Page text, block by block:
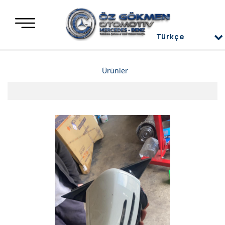
Ürünler
Mercedes Motor Aksamları ve Komple Motorlar
Mercedes Difransiyel
Mercedes Üst Kapaklar
Mercedes Direksiyon Power
Mercedes Radyatör ve İnterkol
Mercedes Ön ve Arka Tampon
Türkçe
English